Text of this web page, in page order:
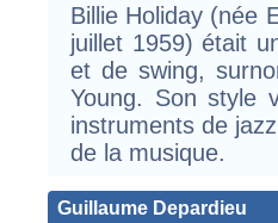
Billie Holiday (née
juillet 1959) était
et de swing,
Young. Son style
instruments de
de la musique.
Guillaume Depardieu